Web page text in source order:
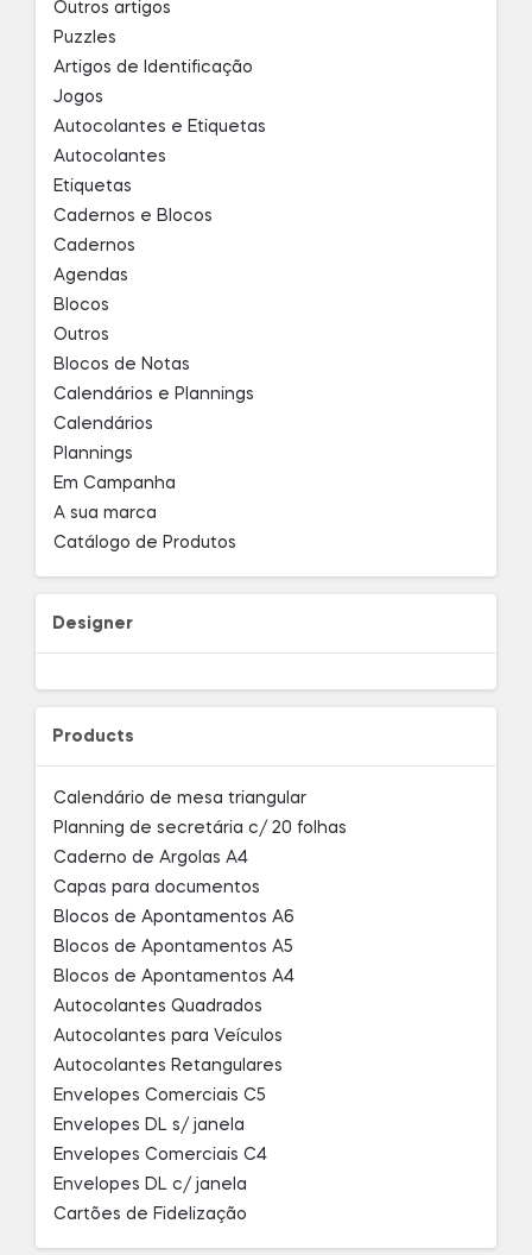
Outros artigos
Puzzles
Artigos de Identificação
Jogos
Autocolantes e Etiquetas
Autocolantes
Etiquetas
Cadernos e Blocos
Cadernos
Agendas
Blocos
Outros
Blocos de Notas
Calendários e Plannings
Calendários
Plannings
Em Campanha
A sua marca
Catálogo de Produtos
Designer
Products
Calendário de mesa triangular
Planning de secretária c/ 20 folhas
Caderno de Argolas A4
Capas para documentos
Blocos de Apontamentos A6
Blocos de Apontamentos A5
Blocos de Apontamentos A4
Autocolantes Quadrados
Autocolantes para Veículos
Autocolantes Retangulares
Envelopes Comerciais C5
Envelopes DL s/ janela
Envelopes Comerciais C4
Envelopes DL c/ janela
Cartões de Fidelização